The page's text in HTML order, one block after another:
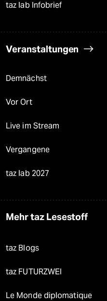
taz lab Infobrief
Veranstaltungen
Demnächst
Vor Ort
Live im Stream
Vergangene
taz lab 2027
Mehr taz Lesestoff
taz Blogs
taz FUTURZWEI
Le Monde diplomatique